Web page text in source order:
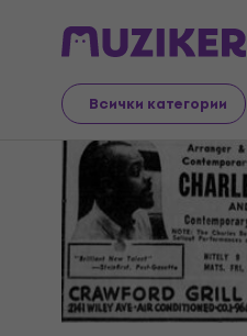
Всички категории